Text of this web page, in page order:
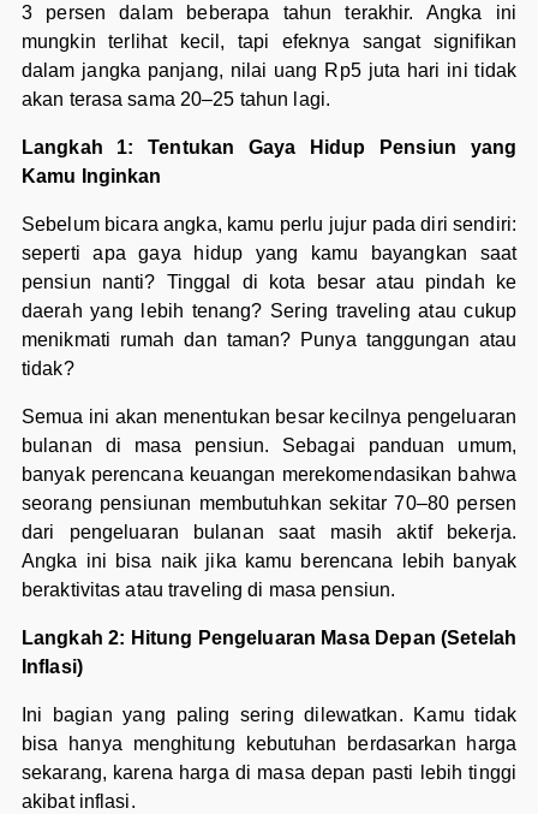
3 persen dalam beberapa tahun terakhir. Angka ini
mungkin terlihat kecil, tapi efeknya sangat signifikan
dalam jangka panjang, nilai uang Rp5 juta hari ini tidak
akan terasa sama 20–25 tahun lagi.
Langkah 1: Tentukan Gaya Hidup Pensiun yang
Kamu Inginkan
Sebelum bicara angka, kamu perlu jujur pada diri sendiri:
seperti apa gaya hidup yang kamu bayangkan saat
pensiun nanti? Tinggal di kota besar atau pindah ke
daerah yang lebih tenang? Sering traveling atau cukup
menikmati rumah dan taman? Punya tanggungan atau
tidak?
Semua ini akan menentukan besar kecilnya pengeluaran
bulanan di masa pensiun. Sebagai panduan umum,
banyak perencana keuangan merekomendasikan bahwa
seorang pensiunan membutuhkan sekitar 70–80 persen
dari pengeluaran bulanan saat masih aktif bekerja.
Angka ini bisa naik jika kamu berencana lebih banyak
beraktivitas atau traveling di masa pensiun.
Langkah 2: Hitung Pengeluaran Masa Depan (Setelah
Inflasi)
Ini bagian yang paling sering dilewatkan. Kamu tidak
bisa hanya menghitung kebutuhan berdasarkan harga
sekarang, karena harga di masa depan pasti lebih tinggi
akibat inflasi.